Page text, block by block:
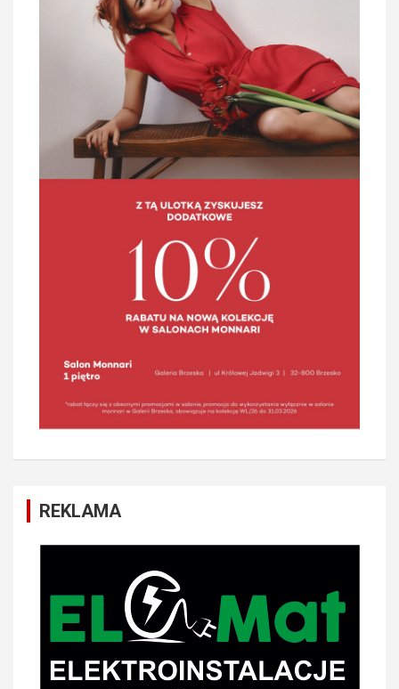
REKLAMA